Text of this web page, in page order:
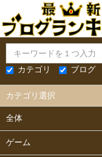
カテゴリ
ブログ
カテゴリ選択
全体
ゲーム